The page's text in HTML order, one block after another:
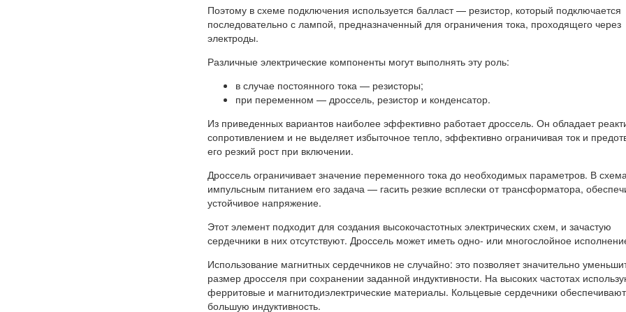
Поэтому в схеме подключения используется балласт — резистор, который подключается
последовательно с лампой, предназначенный для ограничения тока, проходящего через
электроды.
Различные электрические компоненты могут выполнять эту роль:
в случае постоянного тока — резисторы;
при переменном — дроссель, резистор и конденсатор.
Из приведенных вариантов наиболее эффективно работает дроссель. Он обладает
сопротивлением и не выделяет избыточное тепло, эффективно ограничивая ток и
его резкий рост при включении.
Дроссель ограничивает значение переменного тока до необходимых параметров. В
импульсным питанием его задача — гасить резкие всплески от трансформатора,
устойчивое напряжение.
Этот элемент подходит для создания высокочастотных электрических схем, и зачастую
сердечники в них отсутствуют. Дроссель может иметь одно- или многослойное
Использование магнитных сердечников не случайно: это позволяет значительно
размер дросселя при сохранении заданной индуктивности. На высоких частотах
ферритовые и магнитодиэлектрические материалы. Кольцевые сердечники обеспечивают
большую индуктивность.